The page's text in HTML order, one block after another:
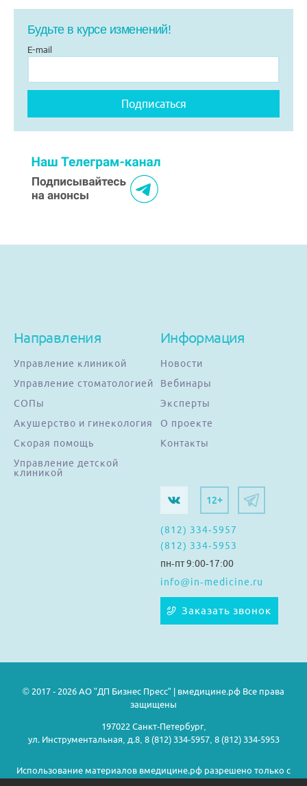
Будьте в курсе изменений!
E-mail
Направления
Управление клиникой
Управление стоматологией
СОПы
Акушерство и гинекология
Скорая помощь
Управление детской
клиникой
Информация
Новости
Вебинары
Эксперты
О проекте
Контакты
12+
(812) 334-5957
(812) 334-5953
пн-пт 9:00-17:00
info@in-medicine.ru
Заказать звонок
© 2017 - 2026 АО "ДП Бизнес Пресс" | вмедицине.рф Все права
защищены
197022 Санкт-Петербург,
ул. Инструментальная, д.8, 8 (812) 334-5957, 8 (812) 334-5953
Использование материалов вмедицине.рф разрешено только с